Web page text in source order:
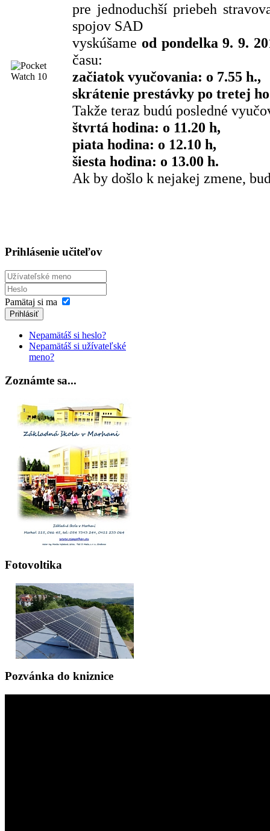
pre jednoduchší priebeh
spojov SAD
vyskúšame od pondelka 9. 9.
času:
začiatok vyučovania: o 7.55 h.,
skrátenie prestávky po tretej
Takže teraz budú posledné
štvrtá hodina: o 11.20 h,
piata hodina: o 12.10 h,
šiesta hodina: o 13.00 h.
Ak by došlo k nejakej zmene,
Prihlásenie učiteľov
Pamätaj si ma
Prihlásiť
Nepamätáš si heslo?
Nepamätáš si užívateľské
meno?
Zoznámte sa...
Fotovoltika
Pozvánka do kniznice